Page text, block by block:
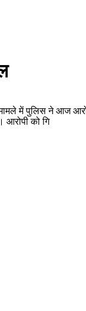
मामले में पुलिस ने आज
आरोपी को गि